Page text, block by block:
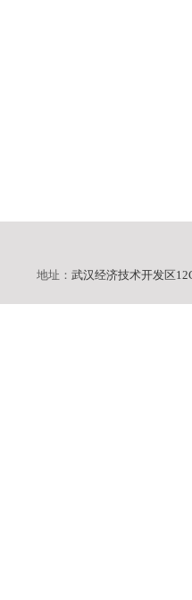
地址： 武汉经济技术开发区